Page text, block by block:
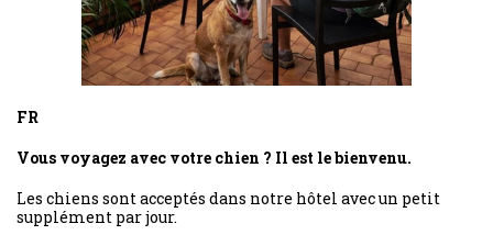
FR
Vous voyagez avec votre chien ? Il est le bienvenu.
Les chiens sont acceptés dans notre hôtel avec un petit
supplément par jour.